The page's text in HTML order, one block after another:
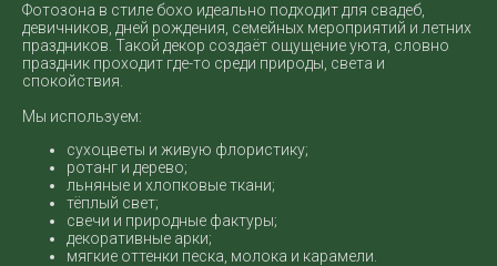
Фотозона в стиле бохо идеально подходит для свадеб,
девичников, дней рождения, семейных мероприятий и летних
праздников. Такой декор создаёт ощущение уюта, словно
праздник проходит где-то среди природы, света и
спокойствия.
Мы используем:
сухоцветы и живую флористику;
ротанг и дерево;
льняные и хлопковые ткани;
тёплый свет;
свечи и природные фактуры;
декоративные арки;
мягкие оттенки песка, молока и карамели.